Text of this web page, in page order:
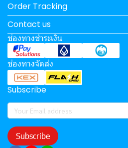
Order Tracking
Contact us
ช่องทางชำระเงิน
ช่องทางจัดส่ง
Subscribe
Subscribe